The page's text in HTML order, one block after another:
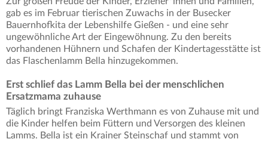
gab es im Februar tierischen Zuwachs in der Busecker
Bauernhofkita der Lebenshilfe Gießen - und eine sehr
ungewöhnliche Art der Eingewöhnung. Zu den bereits
vorhandenen Hühnern und Schafen der Kindertagesstätte ist
das Flaschenlamm Bella hinzugekommen.
Erst schlief das Lamm Bella bei der menschlichen
Ersatzmama zuhause
Täglich bringt Franziska Werthmann es von Zuhause mit und
die Kinder helfen beim Füttern und Versorgen des kleinen
Lamms. Bella ist ein Krainer Steinschaf und stammt von